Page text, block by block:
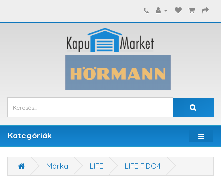
Kategóriák
Márka LIFE LIFE FIDO4